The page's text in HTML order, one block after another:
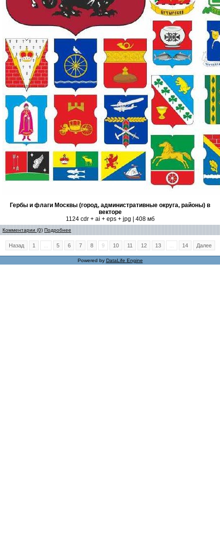
Гербы и флаги Москвы (город, административные округа, районы) в
векторе
1124 cdr + ai + eps + jpg | 408 мб
Комментарии (0) Подробнее
Назад 1 5 6 7 8 9 10 11 12 13 14 Далее
Powered by DataLife Engine